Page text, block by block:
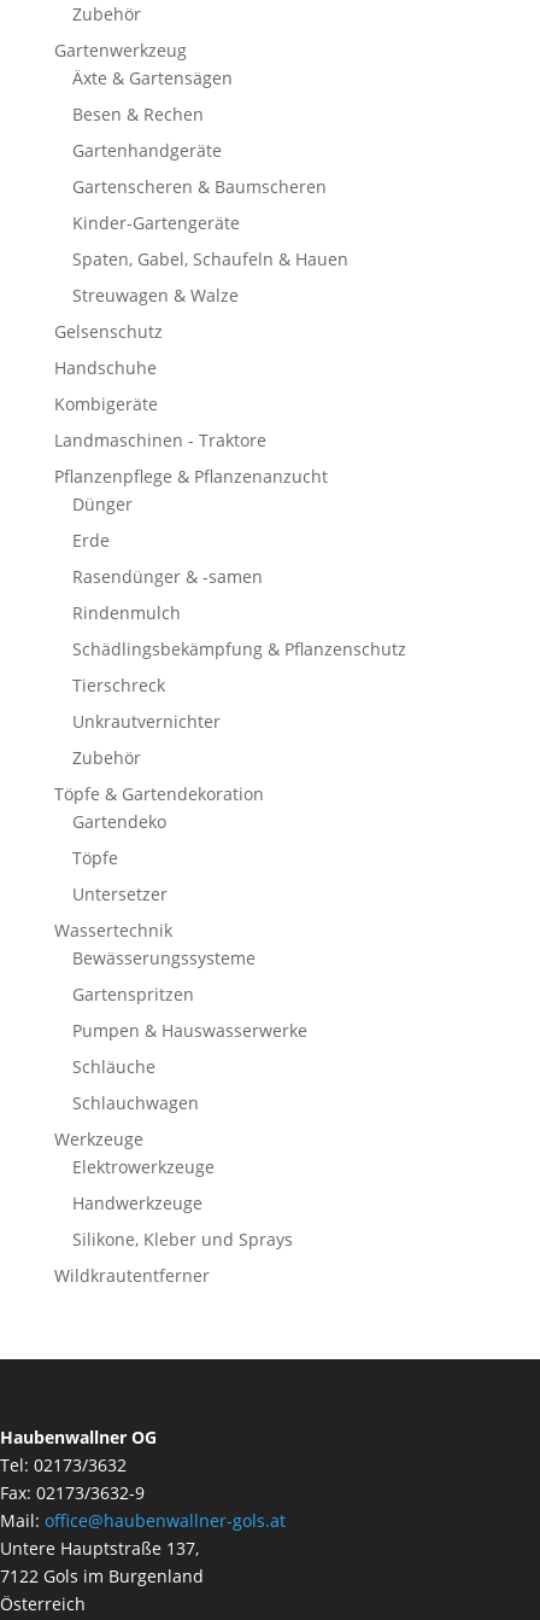
Zubehör
Gartenwerkzeug
Äxte & Gartensägen
Besen & Rechen
Gartenhandgeräte
Gartenscheren & Baumscheren
Kinder-Gartengeräte
Spaten, Gabel, Schaufeln & Hauen
Streuwagen & Walze
Gelsenschutz
Handschuhe
Kombigeräte
Landmaschinen - Traktore
Pflanzenpflege & Pflanzenanzucht
Dünger
Erde
Rasendünger & -samen
Rindenmulch
Schädlingsbekämpfung & Pflanzenschutz
Tierschreck
Unkrautvernichter
Zubehör
Töpfe & Gartendekoration
Gartendeko
Töpfe
Untersetzer
Wassertechnik
Bewässerungssysteme
Gartenspritzen
Pumpen & Hauswasserwerke
Schläuche
Schlauchwagen
Werkzeuge
Elektrowerkzeuge
Handwerkzeuge
Silikone, Kleber und Sprays
Wildkrautentferner
Haubenwallner OG
Tel: 02173/3632
Fax: 02173/3632-9
Mail: office@haubenwallner-gols.at
Untere Hauptstraße 137,
7122 Gols im Burgenland
Österreich